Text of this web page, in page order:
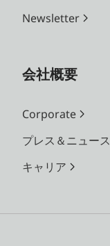
Newsletter
会社概要
Corporate
プレス＆ニュース
キャリア